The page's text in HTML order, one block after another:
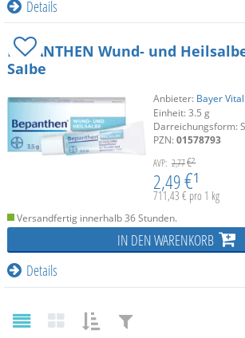
Details
BEPANTHEN Wund- und
Salbe
Anbieter: Bayer
Einheit: 3.5 g
Darreichungsform:
PZN:01578793
AVP: 2,77€²
2,49€¹
711,43 € pro 1 kg
Versandfertig innerhalb 36 Stunden.
IN DEN WARENKORB
Details